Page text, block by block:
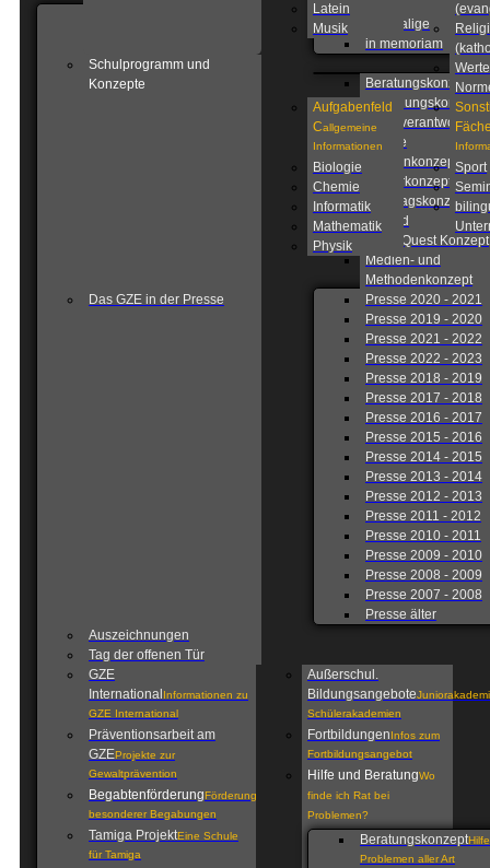
Ehemalige
in memoriam
Schulprogramm und
Konzepte
Beratungskonzept
Betreuungskonzept
Eigenverantwortliche
Schule
Fahrtenkonzept
Förderkonzept
Ganztagskonzept
Leitbild
Lions Quest Konzept
Medien- und
Methodenkonzept
Das GZE in der Presse
Presse 2020 - 2021
Presse 2019 - 2020
Presse 2021 - 2022
Presse 2022 - 2023
Presse 2018 - 2019
Presse 2017 - 2018
Presse 2016 - 2017
Presse 2015 - 2016
Presse 2014 - 2015
Presse 2013 - 2014
Presse 2012 - 2013
Presse 2011 - 2012
Presse 2010 - 2011
Presse 2009 - 2010
Presse 2008 - 2009
Presse 2007 - 2008
Presse älter
Auszeichnungen
Tag der offenen Tür
Latein
Musik
Aufgabenfeld
Callgemeine
Informationen
Biologie
Chemie
Informatik
Mathematik
Physik
Sport
GZE
International Informationen zu
GZE International
Präventionsarbeit am
GZEProjekte zur
Gewaltprävention
BegabtenförderungFörderung
besonderer Begabungen
Tamiga ProjektEine Schule
für Tamiga
Außerschul.
Bildungsangebote
Schülerakademien
FortbildungenInfos zum
Fortbildungsangebot
Hilfe und BeratungWo
finde ich Rat bei
Problemen?
Beratungskonzept
Problemen aller Art